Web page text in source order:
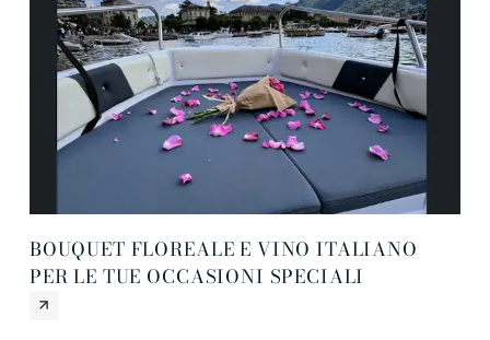
BOUQUET FLOREALE E VINO ITALIANO
PER LE TUE OCCASIONI SPECIALI